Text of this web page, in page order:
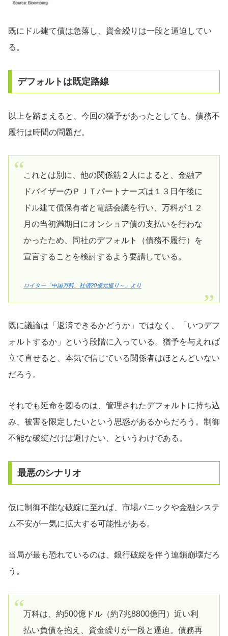
既にドル建て債は急落し、資金繰りは一段と逼迫してい
る。
デフォルトは既定路線
以上を踏まえると、今回の猶予があったとしても、債務不
履行は時間の問題だ。
これとは別に、他の関係筋２人によると、金融ア
ドバイザーのＰＪＴパートナーズは１３日午後に
ドル建て債保有者と電話会議を行い、万科が１２
月の当初満期日にオンショア債の支払いを行わな
かったため、同社のデフォルト（債務不履行）を
宣言することを検討するよう要請している。
ロイター「中国万科、社債20億元巡り～」より
既に議論は「返済できるかどうか」ではなく、「いつデフ
ォルトするか」という段階に入っている。猶予を与えれば
立て直せると、本気で信じている関係者はほとんどいない
だろう。
それでも延命を図るのは、管理されたデフォルトに持ち込
み、被害を限定したいという思惑があるからだろう。制御
不能な破綻だけは避けたい、というわけである。
最悪のシナリオ
仮に制御不能な破綻に至れば、市場パニックや金融システ
ム不安が一気に拡大する可能性がある。
当局が最も恐れているのは、銀行破綻を伴う連鎖崩壊だろ
う。
万科は、約500億ドル（約7兆8800億円）近い利
払い負債を抱え、資金繰りが一段と逼迫。債務再